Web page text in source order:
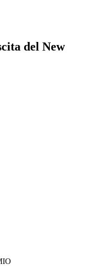
del New